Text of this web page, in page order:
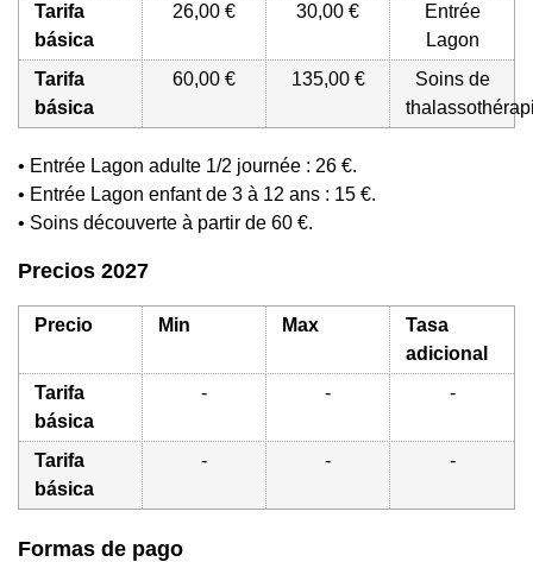
Tarifa
básica
26,00 € 30,00 €
Entrée
Lagon
Tarifa
básica
60,00 € 135,00 €
Soins de
• Entrée Lagon adulte 1/2 journée : 26 €.
• Entrée Lagon enfant de 3 à 12 ans : 15 €.
• Soins découverte à partir de 60 €.
Precios 2027
Precio Min Max
Tasa
adicional
Tarifa
básica
- - -
Tarifa
básica
- - -
Formas de pago